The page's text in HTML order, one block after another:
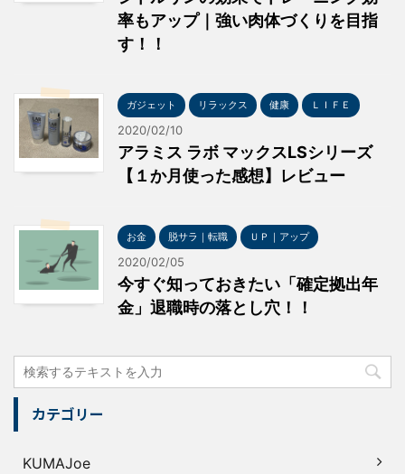
率もアップ｜強い肉体づくりを目指
す！！
ガジェット リラックス 健康 ＬＩＦＥ
2020/02/10
アラミス ラボ マックスLSシリーズ
【１か月使った感想】レビュー
お金 脱サラ｜転職 ＵＰ｜アップ
2020/02/05
今すぐ知っておきたい「確定拠出年
金」退職時の落とし穴！！
カテゴリー
KUMAJoe